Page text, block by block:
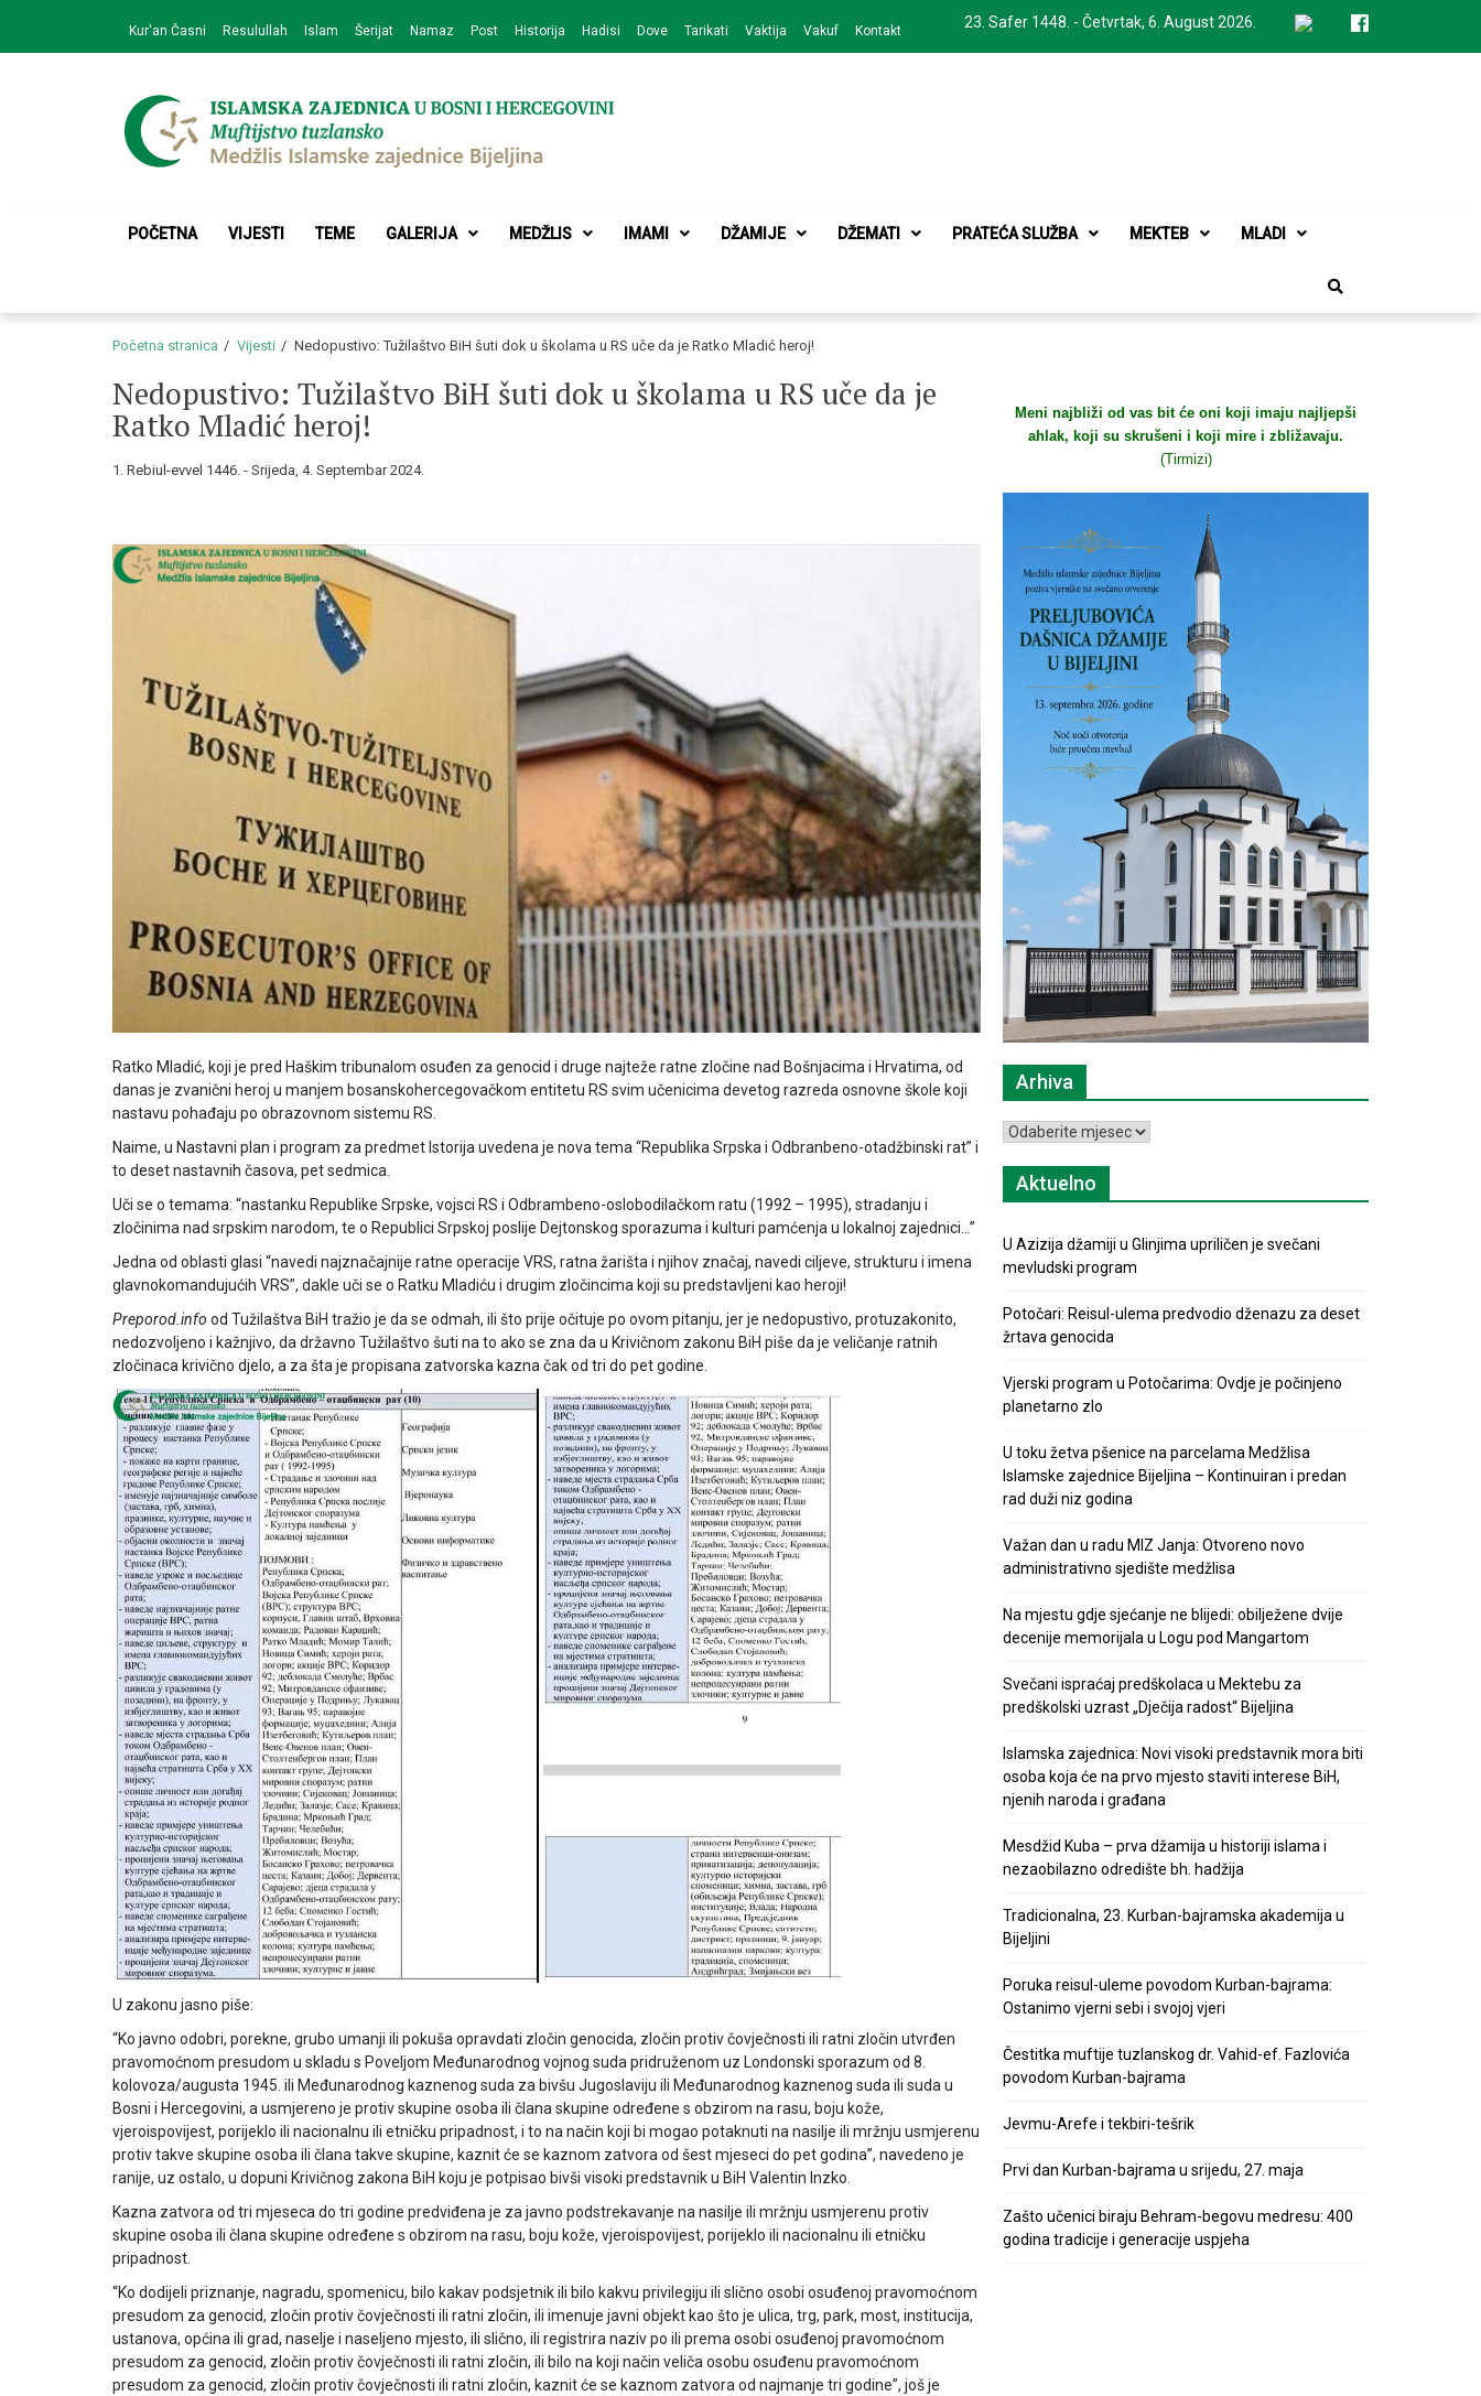
navigation
content
23. Safer 1448. - Četvrtak, 6. August 2026.
Kur'an Časni Resulullah Islam Šerijat Namaz Post Historija Hadisi Dove Tarikati Vaktija Vakuf Kontakt
Medžlis Islamske zajednice Bijeljina
POČETNA VIJESTI TEME GALERIJA MEDŽLIS IMAMI DŽAMIJE DŽEMATI PRATEĆA SLUŽBA MEKTEB MLADI
Početna stranica Vijesti Nedopustivo: Tužilaštvo BiH šuti dok u školama u RS uče da je Ratko Mladić heroj!
Nedopustivo: Tužilaštvo BiH šuti dok u školama u RS uče da je
Ratko Mladić heroj!
1. Rebiul-evvel 1446. - Srijeda, 4. Septembar 2024.
Ratko Mladić, koji je pred Haškim tribunalom osuđen za genocid i druge najteže ratne zločine nad Bošnjacima i Hrvatima, od
danas je zvanični heroj u manjem bosanskohercegovačkom entitetu RS svim učenicima devetog razreda osnovne škole koji
nastavu pohađaju po obrazovnom sistemu RS.
Naime, u Nastavni plan i program za predmet Istorija uvedena je nova tema “Republika Srpska i Odbranbeno-otadžbinski rat” i
to deset nastavnih časova, pet sedmica.
Uči se o temama: “nastanku Republike Srpske, vojsci RS i Odbrambeno-oslobodilačkom ratu (1992 – 1995), stradanju i
zločinima nad srpskim narodom, te o Republici Srpskoj poslije Dejtonskog sporazuma i kulturi pamćenja u lokalnoj zajednici…”
Jedna od oblasti glasi “navedi najznačajnije ratne operacije VRS, ratna žarišta i njihov značaj, navedi ciljeve, strukturu i imena
glavnokomandujućih VRS”, dakle uči se o Ratku Mladiću i drugim zločincima koji su predstavljeni kao heroji!
Preporod.info od Tužilaštva BiH tražio je da se odmah, ili što prije očituje po ovom pitanju, jer je nedopustivo, protuzakonito,
nedozvoljeno i kažnjivo, da državno Tužilaštvo šuti na to ako se zna da u Krivičnom zakonu BiH piše da je veličanje ratnih
zločinaca krivično djelo, a za šta je propisana zatvorska kazna čak od tri do pet godine.
U zakonu jasno piše:
“Ko javno odobri, porekne, grubo umanji ili pokuša opravdati zločin genocida, zločin protiv čovječnosti ili ratni zločin utvrđen
pravomoćnom presudom u skladu s Poveljom Međunarodnog vojnog suda pridruženom uz Londonski sporazum od 8.
kolovoza/augusta 1945. ili Međunarodnog kaznenog suda za bivšu Jugoslaviju ili Međunarodnog kaznenog suda ili suda u
Bosni i Hercegovini, a usmjereno je protiv skupine osoba ili člana skupine određene s obzirom na rasu, boju kože,
vjeroispovijest, porijeklo ili nacionalnu ili etničku pripadnost, i to na način koji bi mogao potaknuti na nasilje ili mržnju usmjerenu
protiv takve skupine osoba ili člana takve skupine, kaznit će se kaznom zatvora od šest mjeseci do pet godina”, navedeno je
ranije, uz ostalo, u dopuni Krivičnog zakona BiH koju je potpisao bivši visoki predstavnik u BiH Valentin Inzko.
Kazna zatvora od tri mjeseca do tri godine predviđena je za javno podstrekavanje na nasilje ili mržnju usmjerenu protiv
skupine osoba ili člana skupine određene s obzirom na rasu, boju kože, vjeroispovijest, porijeklo ili nacionalnu ili etničku
pripadnost.
“Ko dodijeli priznanje, nagradu, spomenicu, bilo kakav podsjetnik ili bilo kakvu privilegiju ili slično osobi osuđenoj pravomoćnom
presudom za genocid, zločin protiv čovječnosti ili ratni zločin, ili imenuje javni objekt kao što je ulica, trg, park, most, institucija,
ustanova, općina ili grad, naselje i naseljeno mjesto, ili slično, ili registrira naziv po ili prema osobi osuđenoj pravomoćnom
presudom za genocid, zločin protiv čovječnosti ili ratni zločin, ili bilo na koji način veliča osobu osuđenu pravomoćnom
presudom za genocid, zločin protiv čovječnosti ili ratni zločin, kaznit će se kaznom zatvora od najmanje tri godine”, još je
Meni najbliži od vas bit će oni koji imaju najljepši
ahlak, koji su skrušeni i koji mire i zbližavaju.
(Tirmizi)
Arhiva
Arhiva
Aktuelno
U Azizija džamiji u Glinjima upriličen je svečani
mevludski program
Potočari: Reisul-ulema predvodio dženazu za deset
žrtava genocida
Vjerski program u Potočarima: Ovdje je počinjeno
planetarno zlo
U toku žetva pšenice na parcelama Medžlisa
Islamske zajednice Bijeljina – Kontinuiran i predan
rad duži niz godina
Važan dan u radu MIZ Janja: Otvoreno novo
administrativno sjedište medžlisa
Na mjestu gdje sjećanje ne blijedi: obilježene dvije
decenije memorijala u Logu pod Mangartom
Svečani ispraćaj predškolaca u Mektebu za
predškolski uzrast „Dječija radost“ Bijeljina
Islamska zajednica: Novi visoki predstavnik mora biti
osoba koja će na prvo mjesto staviti interese BiH,
njenih naroda i građana
Mesdžid Kuba – prva džamija u historiji islama i
nezaobilazno odredište bh. hadžija
Tradicionalna, 23. Kurban-bajramska akademija u
Bijeljini
Poruka reisul-uleme povodom Kurban-bajrama:
Ostanimo vjerni sebi i svojoj vjeri
Čestitka muftije tuzlanskog dr. Vahid-ef. Fazlovića
povodom Kurban-bajrama
Jevmu-Arefe i tekbiri-tešrik
Prvi dan Kurban-bajrama u srijedu, 27. maja
Zašto učenici biraju Behram-begovu medresu: 400
godina tradicije i generacije uspjeha